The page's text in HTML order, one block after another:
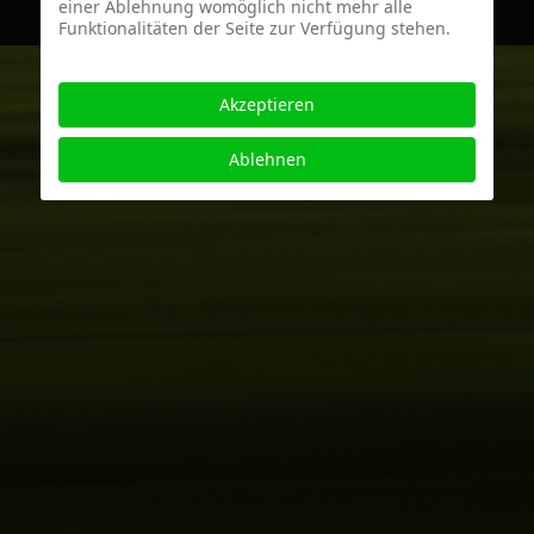
einer Ablehnung womöglich nicht mehr alle
Funktionalitäten der Seite zur Verfügung stehen.
Akzeptieren
Ablehnen